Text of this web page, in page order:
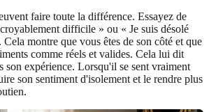
faire toute la différence. Essayez de
difficile » ou « Je suis désolé
Cela montre que vous êtes de son côté et que
comme réels et valides. Cela lui dit
son expérience. Lorsqu'il se sent vraiment
son sentiment d'isolement et le rendre plus